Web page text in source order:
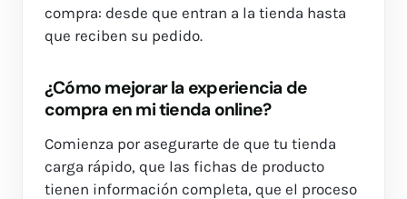
compra: desde que entran a la tienda hasta
que reciben su pedido.
¿Cómo mejorar la experiencia de
compra en mi tienda online?
Comienza por asegurarte de que tu tienda
carga rápido, que las fichas de producto
tienen información completa, que el proceso